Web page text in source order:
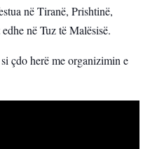
në Tiranë, Prishtinë,
në Tuz të Malësisë.
çdo herë me organizimin e